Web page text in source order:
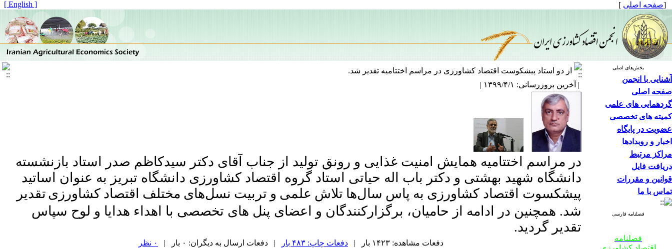
[صفحه اصلی ]
[ English ]
بخش‌های اصلی
آشنایی با انجمن
صفحه اصلی
گردهمایی های علمی
کمیته های تخصصی
عضویت در پایگاه
اخبار و روبدادها
مراکز مرتبط
دریافت فایل
قوانین و مقررات
تماس با ما
فصلنامه فارسی
فصلنامه
اقتصاد کشاورزی
از دو استاد پیشکوست اقتصاد کشاورزی در مراسم اختتامیه تقدیر شد.
| آخرین بروزرسانی: ۱۳۹۹/۴/۱ |
در مراسم اختتامیه همایش امنیت غذایی و رونق تولید از جناب آقای دکتر سیدکاظم صدر استاد بازنشسته
دانشگاه شهید بهشتی و دکتر باب اله حیاتی استاد گروه اقتصاد کشاورزی دانشگاه تبریز به عنوان اساتید
پیشکسوت اقتصاد کشاورزی به پاس سال‌ها تلاش علمی و تربیت نسل‌های مختلف اقتصاد کشاورزی تقدیر
شد. همچنین در ادامه از حامیان، برگزارکنندگان و اعضای پنل های تخصصی با اهداء هدایا و لوح سپاس
تقدیر گردید.
دفعات مشاهده: ۱۴۲۳ بار | دفعات چاپ: ۴۸۳ بار | دفعات ارسال به دیگران: ۰ بار | ۰ نظر